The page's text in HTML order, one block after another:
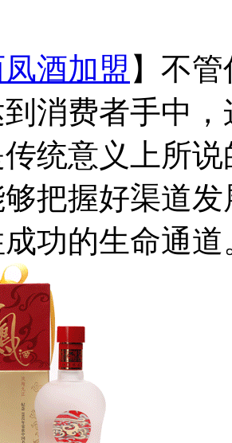
酒加盟 】不
消费者手中
统意义上所
把握好渠道
功的生命通道